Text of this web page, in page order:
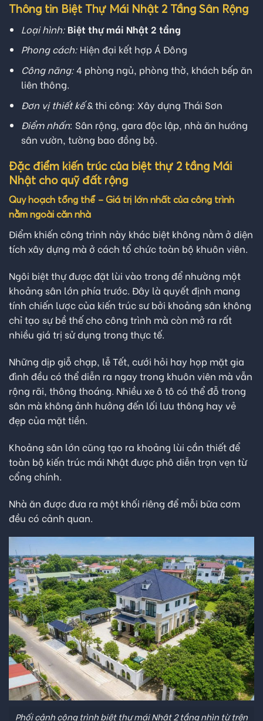
Thông tin Biệt Thự Mái Nhật 2 Tầng Sân Rộng
Loại hình: Biệt thự mái Nhật 2 tầng
Phong cách:Hiện đại kết hợp Á Đông
Công năng:4 phòng ngủ, phòng thờ, khách bếp ăn
liên thông.
Đơn vị thiết kế& thi công: Xây dựng Thái Sơn
Điểm nhấn: Sân rộng, gara độc lập, nhà ăn hướng
sân vườn, tường bao đồng bộ.
Đặc điểm kiến trúc của biệt thự 2 tầng Mái
Nhật cho quỹ đất rộng
Quy hoạch tổng thể – Giá trị lớn nhất của công trình
nằm ngoài căn nhà
Điểm khiến công trình này khác biệt không nằm ở diện
tích xây dựng mà ở cách tổ chức toàn bộ khuôn viên.
Ngôi biệt thự được đặt lùi vào trong để nhường một
khoảng sân lớn phía trước. Đây là quyết định mang
tính chiến lược của kiến trúc sư bởi khoảng sân không
chỉ tạo sự bề thế cho công trình mà còn mở ra rất
nhiều giá trị sử dụng trong thực tế.
Những dịp giỗ chạp, lễ Tết, cưới hỏi hay họp mặt gia
đình đều có thể diễn ra ngay trong khuôn viên mà vẫn
rộng rãi, thông thoáng. Nhiều xe ô tô có thể đỗ trong
sân mà không ảnh hưởng đến lối lưu thông hay vẻ
đẹp của mặt tiền.
Khoảng sân lớn cũng tạo ra khoảng lùi cần thiết để
toàn bộ kiến trúc mái Nhật được phô diễn trọn vẹn từ
cổng chính.
Nhà ăn được đưa ra một khối riêng để mỗi bữa cơm
đều có cảnh quan.
Phối cảnh công trình biệt thự mái Nhật 2 tầng nhìn từ trên